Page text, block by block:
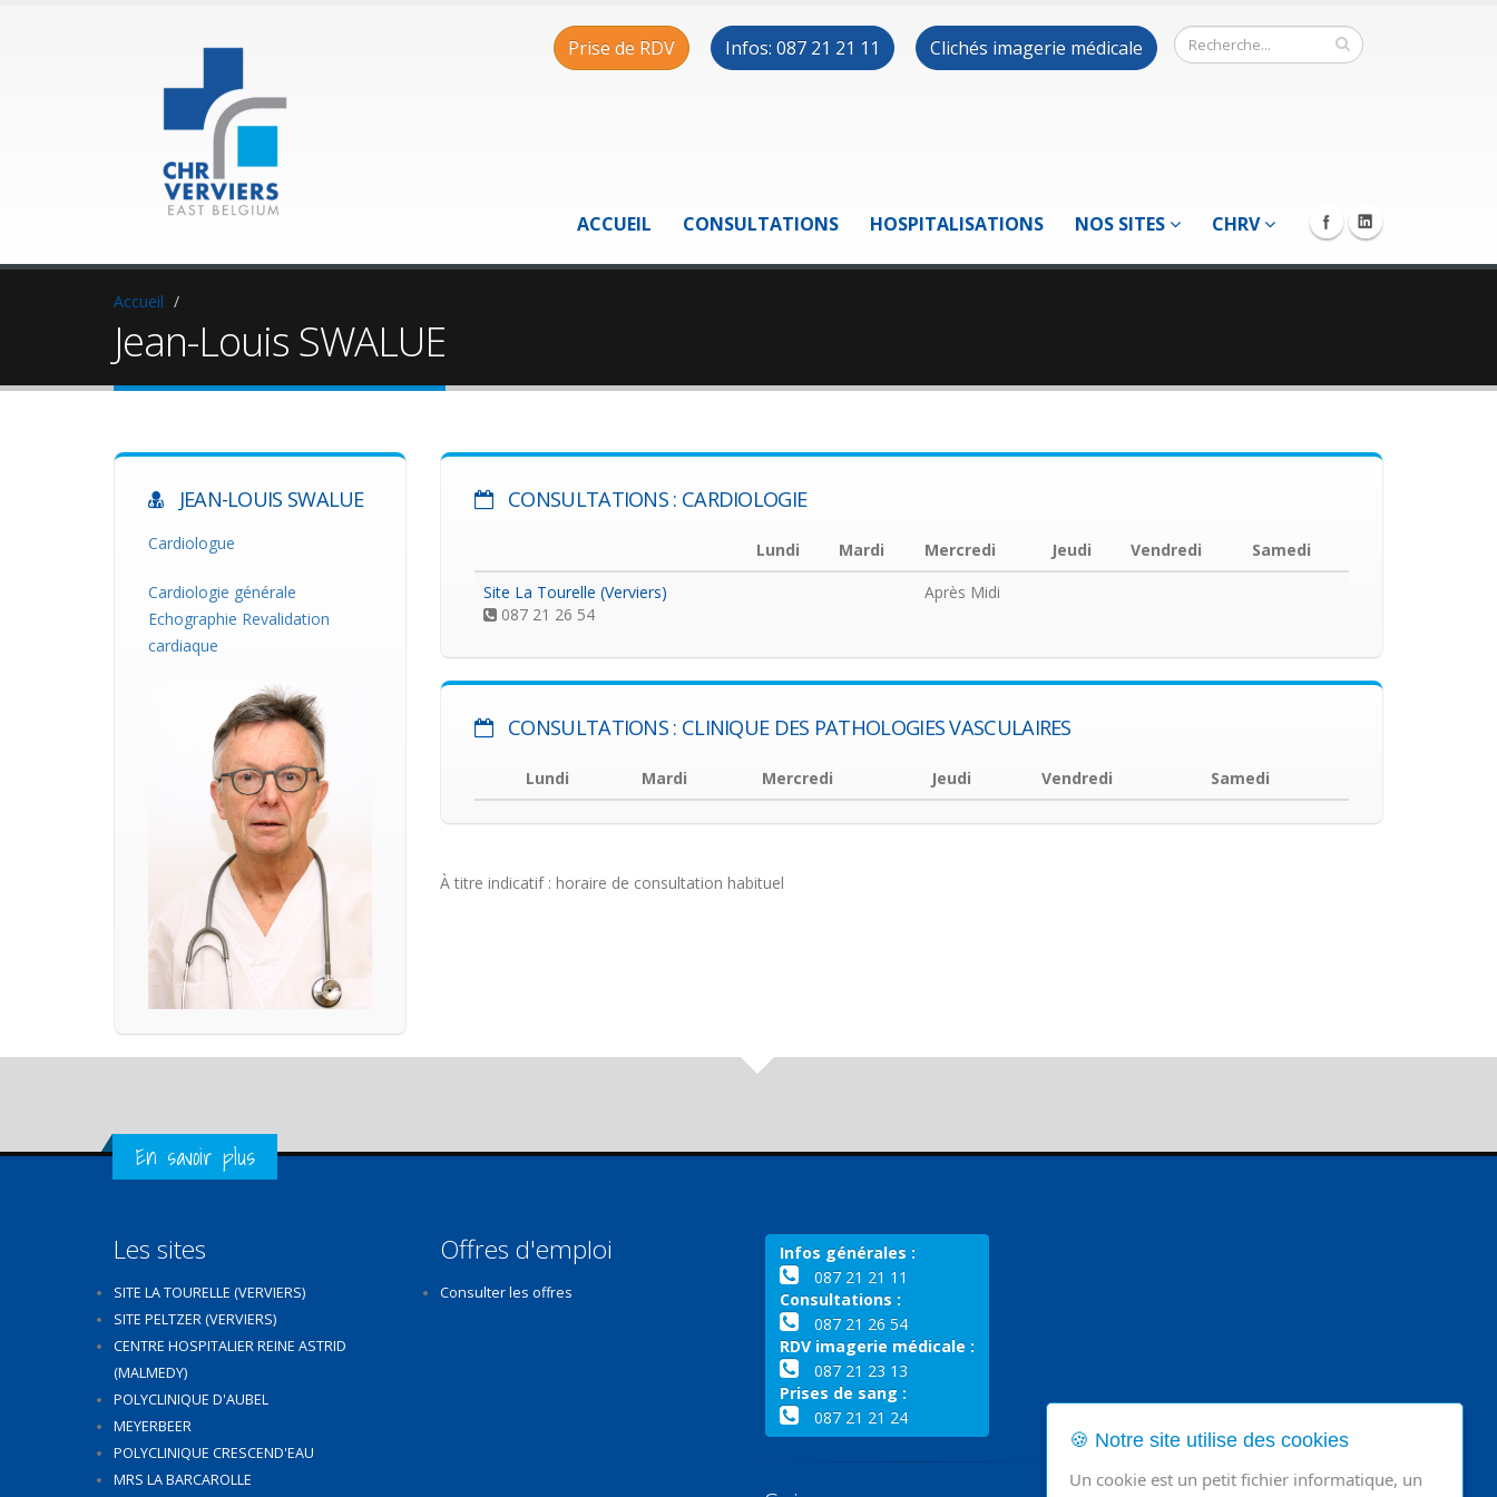
Prise de RDV Infos: 087 21 21 11 Clichés imagerie médicale
ACCUEIL CONSULTATIONS HOSPITALISATIONS NOS SITES CHRV
Accueil
Jean-Louis SWALUE
JEAN-LOUIS SWALUE
Cardiologue
Cardiologie générale
Echographie Revalidation
cardiaque
CONSULTATIONS : CARDIOLOGIE
Lundi Mardi Mercredi Jeudi Vendredi
Samedi
Site La Tourelle (Verviers)
087 21 26 54
Après Midi
CONSULTATIONS : CLINIQUE DES PATHOLOGIES VASCULAIRES
Lundi Mardi Mercredi Jeudi Vendredi Samedi
À titre indicatif : horaire de consultation habituel
Get in Touch
En savoir plus
Les sites
SITE LA TOURELLE (VERVIERS)
SITE PELTZER (VERVIERS)
CENTRE HOSPITALIER REINE ASTRID
(MALMEDY)
POLYCLINIQUE D'AUBEL
MEYERBEER
POLYCLINIQUE CRESCEND'EAU
MRS LA BARCAROLLE
Offres d'emploi
Consulter les offres
Infos générales :
087 21 21 11
Consultations :
087 21 26 54
RDV imagerie médicale :
087 21 23 13
Prises de sang :
087 21 21 24
🍪 Notre site utilise des cookies
Un cookie est un petit fichier informatique, un